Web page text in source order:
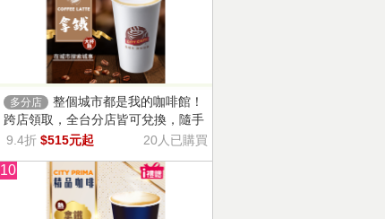
多分店
整個城市都是我的咖啡館！
跨店領取，全台分店皆可兌換，隨手
一杯濃郁香醇，奶香把咖啡的濃烈變
9.4折 $515元起 20人已購買
10